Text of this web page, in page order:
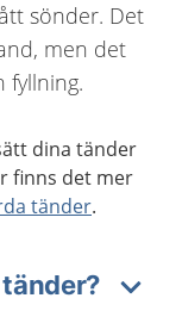
sönder. Det
men det
fyllning.
dina tänder
finns det mer
tänder.